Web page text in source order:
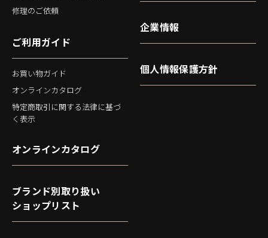
修理のご依頼
ご利用ガイド
お買い物ガイド
オンラインカタログ
特定商取引に関する法律に基づ
く表示
企業情報
個人情報保護方針
オンラインカタログ
ブランド別取り扱い
ショップリスト